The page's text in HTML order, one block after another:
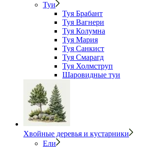
Туи
Туя Брабант
Туя Вагнери
Туя Колумна
Туя Мария
Туя Санкист
Туя Смарагд
Туя Холмструп
Шаровидные туи
Хвойные деревья и кустарники
Ели